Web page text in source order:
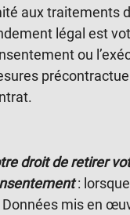
aux traitements
légal est
ou
droit de retirer
:
Données mis en